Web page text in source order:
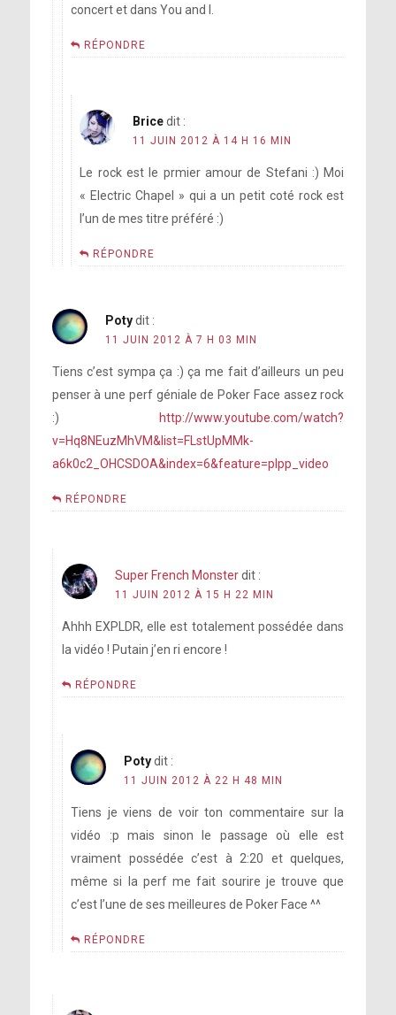
concert et dans You and I.
RÉPONDRE
Brice dit :
11 JUIN 2012 À 14 H 16 MIN
Le rock est le prmier amour de Stefani :) Moi
« Electric Chapel » qui a un petit coté rock est
l’un de mes titre préféré :)
RÉPONDRE
Poty dit :
11 JUIN 2012 À 7 H 03 MIN
Tiens c’est sympa ça :) ça me fait d’ailleurs un peu
penser à une perf géniale de Poker Face assez rock
:)
http://www.youtube.com/watch?
v=Hq8NEuzMhVM&list=FLstUpMMk-
a6k0c2_OHCSDOA&index=6&feature=plpp_video
RÉPONDRE
Super French Monster dit :
11 JUIN 2012 À 15 H 22 MIN
Ahhh EXPLDR, elle est totalement possédée dans
la vidéo ! Putain j’en ri encore !
RÉPONDRE
Potydit :
11 JUIN 2012 À 22 H 48 MIN
Tiens je viens de voir ton commentaire sur la
vidéo :p mais sinon le passage où elle est
vraiment possédée c’est à 2:20 et quelques,
même si la perf me fait sourire je trouve que
c’est l’une de ses meilleures de Poker Face ^^
RÉPONDRE